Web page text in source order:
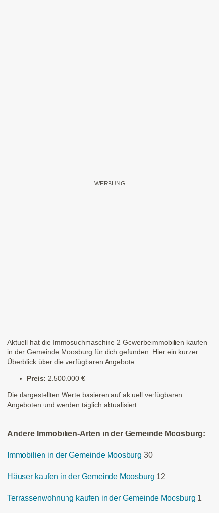
Aktuell hat die Immosuchmaschine 2 Gewerbeimmobilien kaufen
in der Gemeinde Moosburg für dich gefunden. Hier ein kurzer
Überblick über die verfügbaren Angebote:
Preis: 2.500.000 €
Die dargestellten Werte basieren auf aktuell verfügbaren
Angeboten und werden täglich aktualisiert.
Andere Immobilien-Arten in der Gemeinde Moosburg:
Immobilien in der Gemeinde Moosburg 30
Häuser kaufen in der Gemeinde Moosburg 12
Terrassenwohnung kaufen in der Gemeinde Moosburg 1